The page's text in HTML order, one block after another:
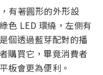
有著圓形的外形設
色 LED 環繞，左側有
個透過藍芽配對的播
購買它，畢竟消費者
板會更為便利。